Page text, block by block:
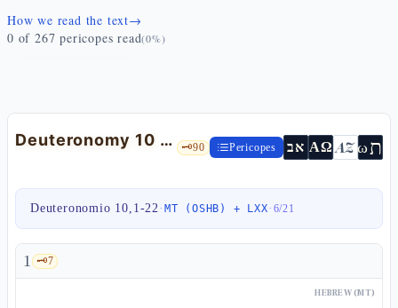
How we read the text→
0 of 267 pericopes read(0%)
Deuteronomy 10 — The tablets, the circumcised heart, and love of the stranger 🗝️90 Pericopes אב ΑΩ AZωת
Deuteronomio 10,1-22· MT (OSHB) + LXX· 6/21
1 🗝️7
HEBREW (MT)